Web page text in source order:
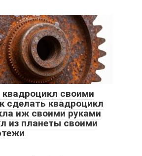
своими
сделать квадроцикл
иж своими руками
из планеты своими